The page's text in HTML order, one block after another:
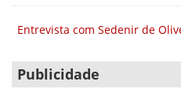
Entrevista com Sedenir de
Publicidade